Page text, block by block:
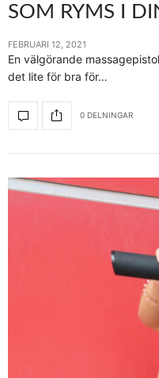
SOM RYMS I
FEBRUARI 12, 2021
En välgörande
det lite för bra för…
0 DELNINGAR